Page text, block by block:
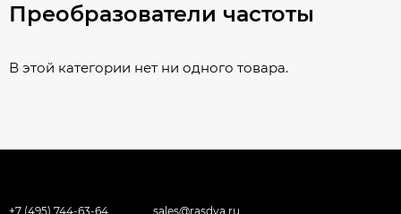
Преобразователи частоты
В этой категории нет ни одного товара.
+7 (495) 744-63-64 sales@rasdva.ru